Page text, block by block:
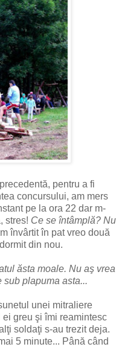
pentru a fi
concursului, am mers
pe la ora 22 dar m-
stres! Ce se întâmplă? Nu
învârtit în pat vreo două
din nou.
ăsta moale. Nu aş vrea
sub plapuma asta...
unei mitraliere
greu şi îmi reamintesc
soldaţi s-au trezit deja.
5 minute... Până când